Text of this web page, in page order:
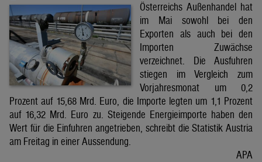
Österreichs Außenhandel hat
im Mai sowohl bei den
Exporten als auch bei den
Importen Zuwächse
verzeichnet. Die Ausfuhren
stiegen im Vergleich zum
Vorjahresmonat um 0,2
Prozent auf 15,68 Mrd. Euro, die Importe legten um 1,1 Prozent
auf 16,32 Mrd. Euro zu. Steigende Energieimporte haben den
Wert für die Einfuhren angetrieben, schreibt die Statistik Austria
am Freitag in einer Aussendung.
APA